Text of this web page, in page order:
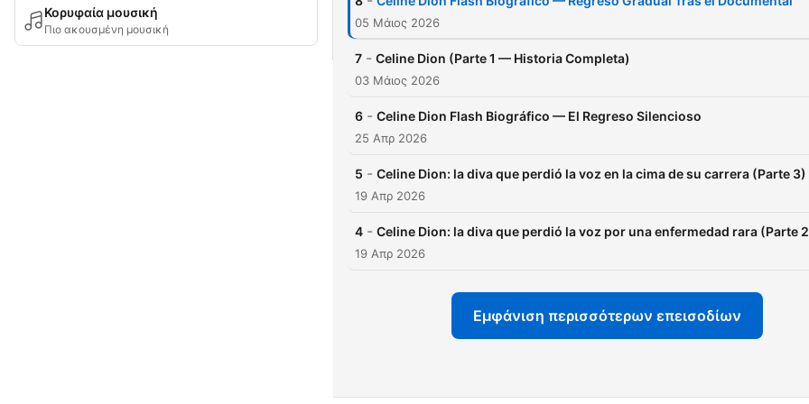
Κορυφαία μουσική
Πιο ακουσμένη μουσική
otros éxitos inolvidables. A
anécdotas reveladoras y
desentrañamos la vida
controvertido romance con
familiares que marcaron su
carrera, y su incansable
05 Μάιος 2026
7 - Celine Dion (Parte 1 — Historia Completa)
03 Μάιος 2026
6 - Celine Dion Flash Biográfico — El Regreso Silencioso
25 Απρ 2026
5 - Celine Dion: la diva que perdió la voz en la cima de su carrera (Parte 3)
19 Απρ 2026
4 - Celine Dion: la diva que perdió la voz por una enfermedad rara (Parte
19 Απρ 2026
Εμφάνιση περισσότερων επεισοδίων